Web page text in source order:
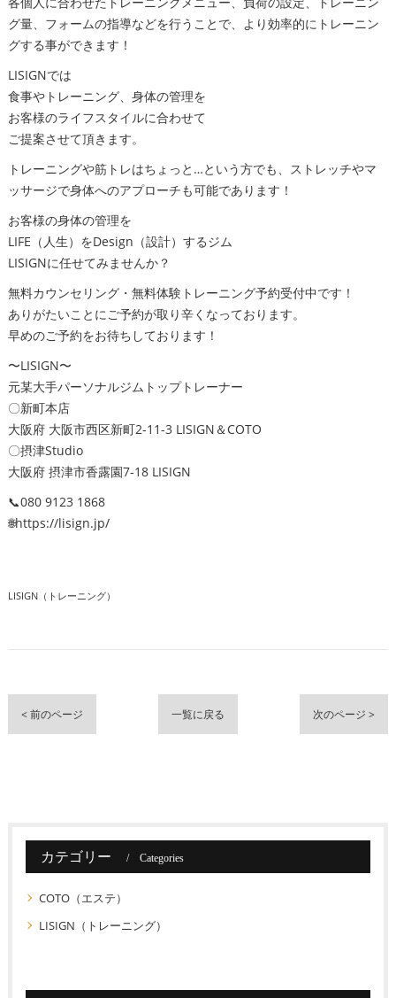
グ量、フォームの指導などを行うことで、より効率的にトレーニン
グする事ができます！
LISIGNでは
食事やトレーニング、身体の管理を
お客様のライフスタイルに合わせて
ご提案させて頂きます。
トレーニングや筋トレはちょっと…という方でも、ストレッチやマ
ッサージで身体へのアプローチも可能であります！
お客様の身体の管理を
LIFE（人生）をDesign（設計）するジム
LISIGNに任せてみませんか？
無料カウンセリング・無料体験トレーニング予約受付中です！
ありがたいことにご予約が取り辛くなっております。
早めのご予約をお待ちしております！
〜LISIGN〜
元某大手パーソナルジムトップトレーナー
〇新町本店
大阪府 大阪市西区新町2-11-3 LISIGN＆COTO
〇摂津Studio
大阪府 摂津市香露園7-18 LISIGN
📞080 9123 1868
🌐https://lisign.jp/
LISIGN（トレーニング）
< 前のページ 一覧に戻る 次のページ >
カテゴリー Categories
COTO（エステ）
LISIGN（トレーニング）